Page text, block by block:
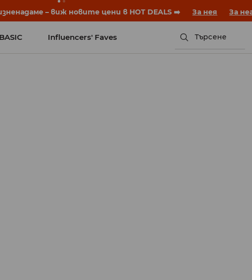
първия звънец. Започни учебната година с нова визия!
BASIC Influencers' Faves Търсене